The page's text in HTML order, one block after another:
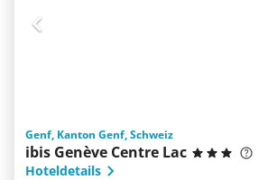
Genf, Kanton Genf, Schweiz
ibis Genève Centre Lac
Hoteldetails